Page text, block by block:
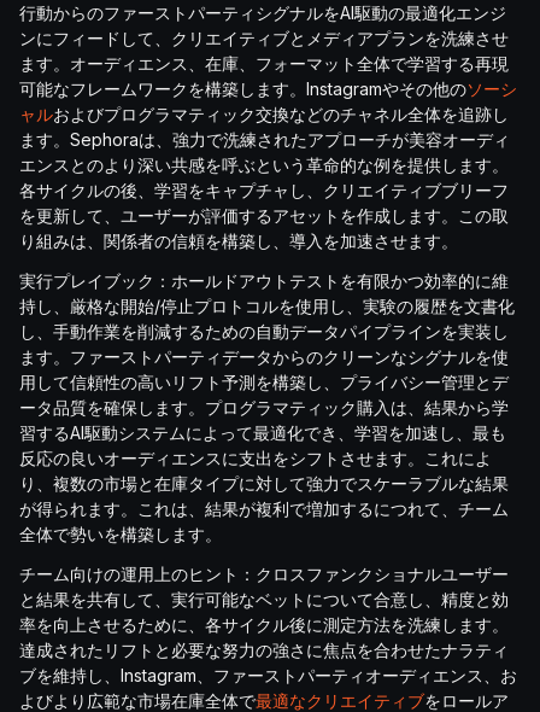
行動からのファーストパーティシグナルをAI駆動の最適化エンジ
ンにフィードして、クリエイティブとメディアプランを洗練させ
ます。オーディエンス、在庫、フォーマット全体で学習する再現
可能なフレームワークを構築します。Instagramやその他のソーシ
ャルおよびプログラマティック交換などのチャネル全体を追跡し
ます。Sephoraは、強力で洗練されたアプローチが美容オーディ
エンスとのより深い共感を呼ぶという革命的な例を提供します。
各サイクルの後、学習をキャプチャし、クリエイティブブリーフ
を更新して、ユーザーが評価するアセットを作成します。この取
り組みは、関係者の信頼を構築し、導入を加速させます。
実行プレイブック：ホールドアウトテストを有限かつ効率的に維
持し、厳格な開始/停止プロトコルを使用し、実験の履歴を文書化
し、手動作業を削減するための自動データパイプラインを実装し
ます。ファーストパーティデータからのクリーンなシグナルを使
用して信頼性の高いリフト予測を構築し、プライバシー管理とデ
ータ品質を確保します。プログラマティック購入は、結果から学
習するAI駆動システムによって最適化でき、学習を加速し、最も
反応の良いオーディエンスに支出をシフトさせます。これによ
り、複数の市場と在庫タイプに対して強力でスケーラブルな結果
が得られます。これは、結果が複利で増加するにつれて、チーム
全体で勢いを構築します。
チーム向けの運用上のヒント：クロスファンクショナルユーザー
と結果を共有して、実行可能なベットについて合意し、精度と効
率を向上させるために、各サイクル後に測定方法を洗練します。
達成されたリフトと必要な努力の強さに焦点を合わせたナラティ
ブを維持し、Instagram、ファーストパーティオーディエンス、お
よびより広範な市場在庫全体で最適なクリエイティブをロールア